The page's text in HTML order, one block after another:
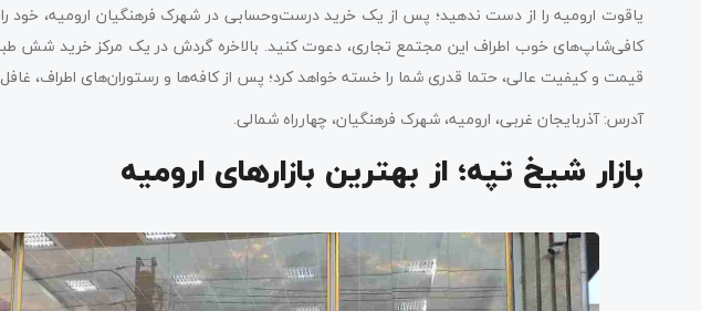
یاقوت ارومیه را از دست ندهید؛ پس از یک خرید درست‌وحسابی در شهرک فرهنگیان ارومیه،
کافی‌شاپ‌های خوب اطراف این مجتمع تجاری، دعوت کنید. بالاخره گردش در یک مرکز خرید شش
قیمت و کیفیت عالی، حتما قدری شما را خسته خواهد کرد؛ پس از کافه‌ها و رستوران‌های اطراف،
آدرس: آذربایجان غربی، ارومیه، شهرک فرهنگیان، چهارراه شمالی.
بازار شیخ تپه؛ از بهترین بازارهای ارومیه